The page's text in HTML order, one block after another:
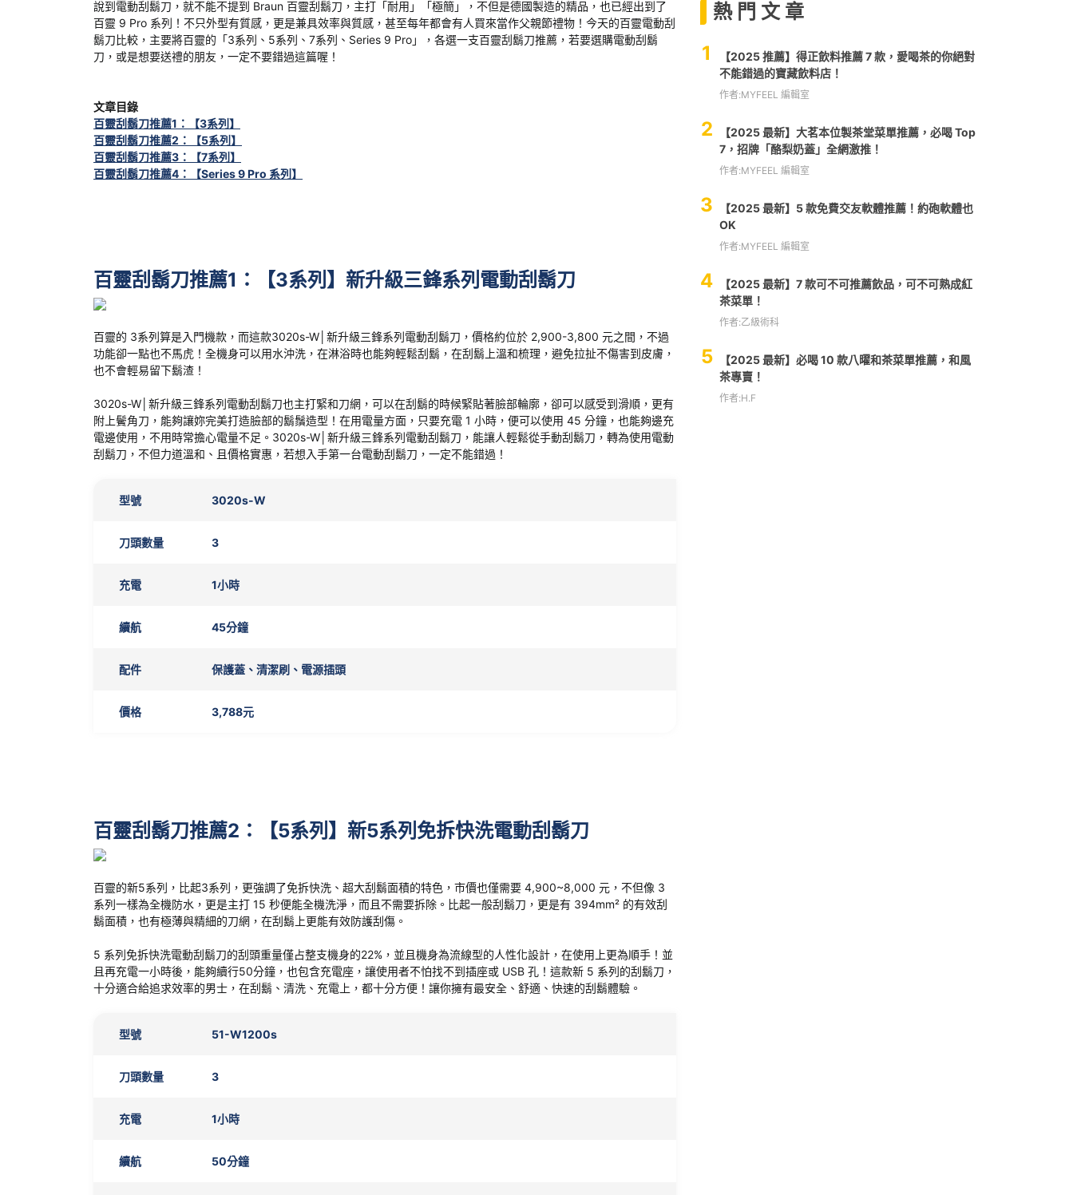
說到電動刮鬍刀，就不能不提到 Braun 百靈刮鬍刀，主打「耐用」「極簡」，不但是德國製造的精品，也已經出到了
百靈 9 Pro 系列！不只外型有質感，更是兼具效率與質感，甚至每年都會有人買來當作父親節禮物！今天的百靈電動刮
鬍刀比較，主要將百靈的「3系列、5系列、7系列、Series 9 Pro」，各選一支百靈刮鬍刀推薦，若要選購電動刮鬍
刀，或是想要送禮的朋友，一定不要錯過這篇喔！
文章目錄
百靈刮鬍刀推薦1：【3系列】
百靈刮鬍刀推薦2：【5系列】
百靈刮鬍刀推薦3：【7系列】
百靈刮鬍刀推薦4：【Series 9 Pro 系列】
百靈刮鬍刀推薦1：【3系列】 新升級三鋒系列電動刮鬍刀
百靈的 3系列算是入門機款，而這款3020s-W│新升級三鋒系列電動刮鬍刀，價格約位於 2,900-3,800 元之間，不過
功能卻一點也不馬虎！全機身可以用水沖洗，在淋浴時也能夠輕鬆刮鬍，在刮鬍上溫和梳理，避免拉扯不傷害到皮膚，
也不會輕易留下鬍渣！
3020s-W│新升級三鋒系列電動刮鬍刀也主打緊和刀網，可以在刮鬍的時候緊貼著臉部輪廓，卻可以感受到滑順，更有
附上鬢角刀，能夠讓妳完美打造臉部的鬍鬚造型！在用電量方面，只要充電 1 小時，便可以使用 45 分鐘，也能夠邊充
電邊使用，不用時常擔心電量不足。3020s-W│新升級三鋒系列電動刮鬍刀，能讓人輕鬆從手動刮鬍刀，轉為使用電動
刮鬍刀，不但力道溫和、且價格實惠，若想入手第一台電動刮鬍刀，一定不能錯過！
型號 3020s-W
刀頭數量 3
充電 1小時
續航 45分鐘
配件 保護蓋、清潔刷、電源插頭
價格 3,788元
百靈刮鬍刀推薦2： 【5系列】 新5系列免拆快洗電動刮鬍刀
百靈的新5系列 ，比起3系列，更強調了免拆快洗、超大刮鬍面積的特色，市價也僅需要 4,900~8,000 元，不但像 3
系列一樣為全機防水，更是主打 15 秒便能全機洗淨，而且不需要拆除。比起一般刮鬍刀，更是有 394mm² 的有效刮
鬍面積，也有極薄與精細的刀網，在刮鬍上更能有效防護刮傷。
5 系列免拆快洗電動刮鬍刀的刮頭重量僅占整支機身的22%，並且機身為流線型的人性化設計，在使用上更為順手！並
且再充電一小時後，能夠續行50分鐘，也包含充電座，讓使用者不怕找不到插座或 USB 孔！這款新 5 系列的刮鬍刀，
十分適合給追求效率的男士，在刮鬍、清洗、充電上，都十分方便！讓你擁有最安全、舒適、快速的刮鬍體驗。
型號 51-W1200s
刀頭數量 3
充電 1小時
續航 50分鐘
熱 門 文 章
1
【2025 推薦】得正飲料推薦 7 款，愛喝茶的你絕對
不能錯過的寶藏飲料店！
作者:MYFEEL 編輯室
2
【2025 最新】大茗本位製茶堂菜單推薦，必喝 Top
7，招牌「酪梨奶蓋」全網激推！
作者:MYFEEL 編輯室
3
【2025 最新】5 款免費交友軟體推薦！約砲軟體也
OK
作者:MYFEEL 編輯室
4
【2025 最新】7 款可不可推薦飲品，可不可熟成紅
茶菜單！
作者:乙級術科
5
【2025 最新】必喝 10 款八曜和茶菜單推薦，和風
茶專賣！
作者:H.F